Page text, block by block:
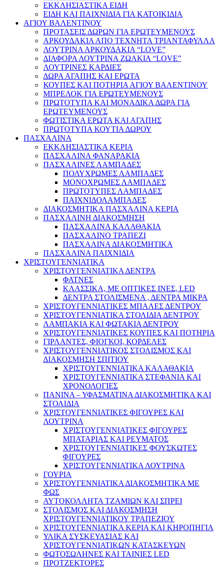
ΕΚΚΛΗΣΙΑΣΤΙΚΑ ΕΙΔΗ
ΕΙΔΗ ΚΑΙ ΠΑΙΧΝΙΔΙΑ ΓΙΑ ΚΑΤΟΙΚΙΔΙΑ
ΑΓΙΟΥ ΒΑΛΕΝΤΙΝΟΥ
ΠΡΟΤΑΣΕΙΣ ΔΩΡΩΝ ΓΙΑ ΕΡΩΤΕΥΜΕΝΟΥΣ
ΑΡΚΟΥΔΑΚΙΑ ΑΠΟ ΤΕΧΝΗΤΑ ΤΡΙΑΝΤΑΦΥΛΛΑ
ΛΟΥΤΡΙΝΑ ΑΡΚΟΥΔΑΚΙΑ “LOVE”
ΔΙΑΦΟΡΑ ΛΟΥΤΡΙΝΑ ΖΩΑΚΙΑ “LOVE”
ΛΟΥΤΡΙΝΕΣ ΚΑΡΔΙΕΣ
ΔΩΡΑ ΑΓΑΠΗΣ ΚΑΙ ΕΡΩΤΑ
ΚΟΥΠΕΣ ΚΑΙ ΠΟΤΗΡΙΑ ΑΓΙΟΥ ΒΑΛΕΝΤΙΝΟΥ
ΜΠΡΕΛΟΚ ΓΙΑ ΕΡΩΤΕΥΜΕΝΟΥΣ
ΠΡΩΤΟΤΥΠΑ ΚΑΙ ΜΟΝΑΔΙΚΑ ΔΩΡΑ ΓΙΑ
ΕΡΩΤΕΥΜΕΝΟΥΣ
ΦΩΤΙΣΤΙΚΑ ΕΡΩΤΑ ΚΑΙ ΑΓΑΠΗΣ
ΠΡΩΤΟΤΥΠΑ ΚΟΥΤΙΑ ΔΩΡΟΥ
ΠΑΣΧΑΛΙΝΑ
ΕΚΚΛΗΣΙΑΣΤΙΚΑ ΚΕΡΙΑ
ΠΑΣΧΑΛΙΝΑ ΦΑΝΑΡΑΚΙΑ
ΠΑΣΧΑΛΙΝΕΣ ΛΑΜΠΑΔΕΣ
ΠΟΛΥΧΡΩΜΕΣ ΛΑΜΠΑΔΕΣ
ΜΟΝΟΧΡΩΜΕΣ ΛΑΜΠΑΔΕΣ
ΠΡΩΤΟΤΥΠΕΣ ΛΑΜΠΑΔΕΣ
ΠΑΙΧΝΙΔΟΛΑΜΠΑΔΕΣ
ΔΙΑΚΟΣΜΗΤΙΚΑ ΠΑΣΧΑΛΙΝΑ ΚΕΡΙΑ
ΠΑΣΧΑΛΙΝΗ ΔΙΑΚΟΣΜΗΣΗ
ΠΑΣΧΑΛΙΝΑ ΚΑΛΑΘΑΚΙΑ
ΠΑΣΧΑΛΙΝΟ ΤΡΑΠΕΖΙ
ΠΑΣΧΑΛΙΝΑ ΔΙΑΚΟΣΜΗΤΙΚΑ
ΠΑΣΧΑΛΙΝΑ ΠΑΙΧΝΙΔΙΑ
ΧΡΙΣΤΟΥΓΕΝΝΙΑΤΙΚΑ
ΧΡΙΣΤΟΥΓΕΝΝΙΑΤΙΚΑ ΔΕΝΤΡΑ
ΦΑΤΝΕΣ
ΚΛΑΣΣΙΚΑ, ΜΕ ΟΠΤΙΚΕΣ ΙΝΕΣ, LED
ΔΕΝΤΡΑ ΣΤΟΛΙΣΜΕΝΑ , ΔΕΝΤΡΑ ΜΙΚΡΑ
ΧΡΙΣΤΟΥΓΕΝΝΙΑΤΙΚΕΣ ΜΠΑΛΕΣ ΔΕΝΤΡΟΥ
ΧΡΙΣΤΟΥΓΕΝΝΙΑΤΙΚΑ ΣΤΟΛΙΔΙΑ ΔΕΝΤΡΟΥ
ΛΑΜΠΑΚΙΑ ΚΑΙ ΦΩΤΑΚΙΑ ΔΕΝΤΡΟΥ
ΧΡΙΣΤΟΥΓΕΝΝΙΑΤΙΚΕΣ ΚΟΥΠΕΣ ΚΑΙ ΠΟΤΗΡΙΑ
ΓΙΡΛΑΝΤΕΣ, ΦΙΟΓΚΟΙ, ΚΟΡΔΕΛΕΣ
ΧΡΙΣΤΟΥΓΕΝΝΙΑΤΙΚΟΣ ΣΤΟΛΙΣΜΟΣ ΚΑΙ
ΔΙΑΚΟΣΜΗΣΗ ΣΠΙΤΙΟΥ
ΧΡΙΣΤΟΥΓΕΝΝΙΑΤΙΚΑ ΚΑΛΑΘΑΚΙΑ
ΧΡΙΣΤΟΥΓΕΝΝΙΑΤΙΚΑ ΣΤΕΦΑΝΙΑ ΚΑΙ
ΧΡΟΝΟΛΟΓΙΕΣ
ΠΑΝΙΝΑ – ΥΦΑΣΜΑΤΙΝΑ ΔΙΑΚΟΣΜΗΤΙΚΑ ΚΑΙ
ΣΤΟΛΙΔΙΑ
ΧΡΙΣΤΟΥΓΕΝΝΙΑΤΙΚΕΣ ΦΙΓΟΥΡΕΣ ΚΑΙ
ΛΟΥΤΡΙΝΑ
ΧΡΙΣΤΟΥΓΕΝΝΙΑΤΙΚΕΣ ΦΙΓΟΥΡΕΣ
ΜΠΑΤΑΡΙΑΣ ΚΑΙ ΡΕΥΜΑΤΟΣ
ΧΡΙΣΤΟΥΓΕΝΝΙΑΤΙΚΕΣ ΦΟΥΣΚΩΤΕΣ
ΦΙΓΟΥΡΕΣ
ΧΡΙΣΤΟΥΓΕΝΝΙΑΤΙΚΑ ΛΟΥΤΡΙΝΑ
ΓΟΥΡΙΑ
ΧΡΙΣΤΟΥΓΕΝΝΙΑΤΙΚΑ ΔΙΑΚΟΣΜΗΤΙΚΑ ΜΕ
ΦΩΣ
ΑΥΤΟΚΟΛΛΗΤΑ ΤΖΑΜΙΩΝ ΚΑΙ ΣΠΡΕΙ
ΣΤΟΛΙΣΜΟΣ ΚΑΙ ΔΙΑΚΟΣΜΗΣΗ
ΧΡΙΣΤΟΥΓΕΝΝΙΑΤΙΚΟΥ ΤΡΑΠΕΖΙΟΥ
ΧΡΙΣΤΟΥΓΕΝΝΙΑΤΙΚΑ ΚΕΡΙΑ ΚΑΙ ΚΗΡΟΠΗΓΙΑ
ΥΛΙΚΑ ΣΥΣΚΕΥΑΣΙΑΣ ΚΑΙ
ΧΡΙΣΤΟΥΓΕΝΝΙΑΤΙΚΩΝ ΚΑΤΑΣΚΕΥΩΝ
ΦΩΤΟΣΩΛΗΝΕΣ ΚΑΙ ΤΑΙΝΙΕΣ LED
ΠΡΟΤΖΕΚΤΟΡΕΣ